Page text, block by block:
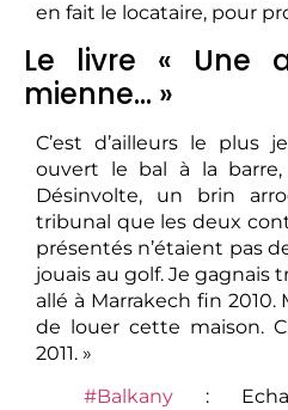
en fait le locataire, pour
Le livre « Une
mienne… »
C’est d’ailleurs le plus
ouvert le bal à la
Désinvolte, un brin
tribunal que les deux
présentés n’étaient pas
jouais au golf. Je gagnais
allé à Marrakech fin 2010.
de louer cette maison.
2011. »
#Balkany :